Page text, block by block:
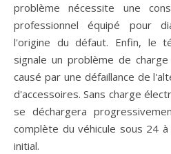
problème nécessite une
professionnel équipé pour
l'origine du défaut. Enfin, le
signale un problème de
causé par une défaillance de
d'accessoires. Sans charge
se déchargera
complète du véhicule sous 24
initial.